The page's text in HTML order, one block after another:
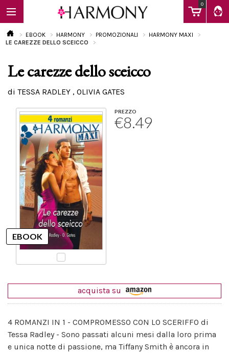
0
EBOOK
Calendario
EBOOK HARMONY PROMOZIONALI
HARMONY MAXI
LE CAREZZE DELLO SCEICCO
Le carezze dello sceicco
di TESSA RADLEY , OLIVIA GATES
PREZZO
€8.49
acquista su
4 ROMANZI IN 1 - COMPROMESSO CON LO SCERIFFO di
Tessa Radley - Sono passati alcuni mesi dalla loro prima
e unica notte di passione, ma Tiffany Smith è ancora in